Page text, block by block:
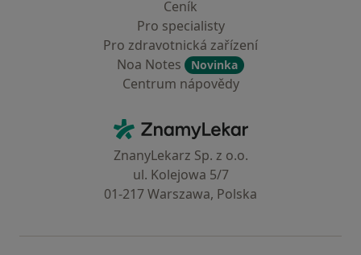
Ceník
Pro specialisty
Pro zdravotnická zařízení
Noa Notes
Novinka
Centrum nápovědy
ZnamyLekar - Hlavní stránka
ZnanyLekarz Sp. z o.o.
ul. Kolejowa 5/7
01-217 Warszawa, Polska